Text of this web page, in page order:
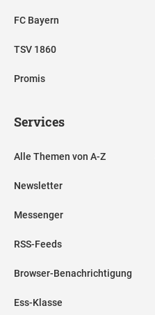
FC Bayern
TSV 1860
Promis
Services
Alle Themen von A-Z
Newsletter
Messenger
RSS-Feeds
Browser-Benachrichtigung
Ess-Klasse